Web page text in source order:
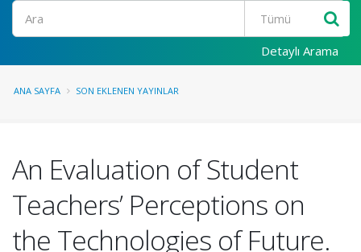
Ara
Detaylı Arama
ANA SAYFA SON EKLENEN YAYINLAR
An Evaluation of Student
Teachers’ Perceptions on
the Technologies of Future.